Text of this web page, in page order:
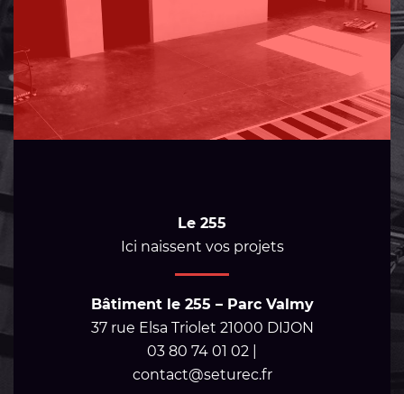
Le 255
Ici naissent vos projets
Bâtiment le 255 – Parc Valmy
37 rue Elsa Triolet 21000 DIJON
03 80 74 01 02 |
contact@seturec.fr